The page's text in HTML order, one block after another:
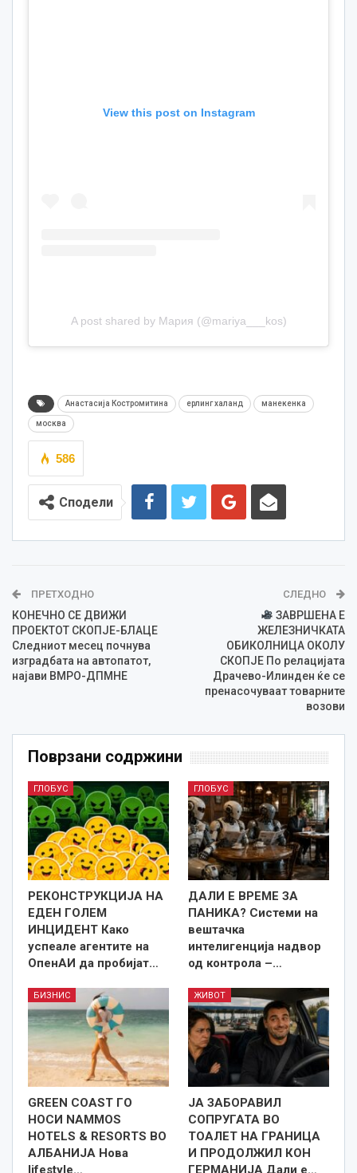
View this post on Instagram
A post shared by Мария (@mariya___kos)
Анастасија Костромитина ерлинг халанд манекенка
москва
586
Сподели
ПРЕТХОДНО
КОНЕЧНО СЕ ДВИЖИ
ПРОЕКТОТ СКОПЈЕ-БЛАЦЕ
Следниот месец почнува
изградбата на автопатот,
најави ВМРО-ДПМНЕ
СЛЕДНО
ЗАВРШЕНА Е
ЖЕЛЕЗНИЧКАТА
ОБИКОЛНИЦА ОКОЛУ
СКОПЈЕ По релацијата
Драчево-Илинден ќе се
пренасочуваат товарните
возови
Поврзани содржини
ГЛОБУС
РЕКОНСТРУКЦИЈА НА
ЕДЕН ГОЛЕМ
ИНЦИДЕНТ Како
успеале агентите на
ОпенАИ да пробијат…
ГЛОБУС
ДАЛИ Е ВРЕМЕ ЗА
ПАНИКА? Системи на
вештачка
интелигенција надвор
од контрола –…
БИЗНИС
GREEN COAST ГО
НОСИ NAMMOS
HOTELS & RESORTS ВО
АЛБАНИЈА Нова
lifestyle…
ЖИВОТ
ЈА ЗАБОРАВИЛ
СОПРУГАТА ВО
ТОАЛЕТ НА ГРАНИЦА
И ПРОДОЛЖИЛ КОН
ГЕРМАНИЈА Дали е…